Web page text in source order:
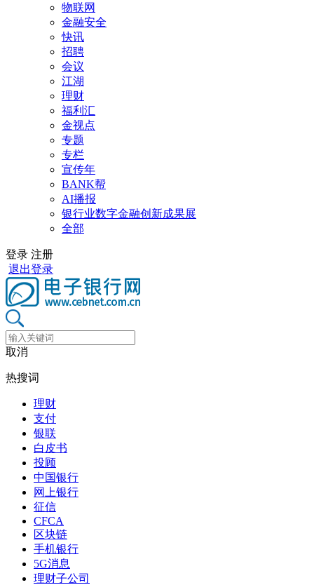
物联网
金融安全
快讯
招聘
会议
江湖
理财
福利汇
金视点
专题
专栏
宣传年
BANK帮
AI播报
银行业数字金融创新成果展
全部
登录 注册
退出登录
取消
热搜词
理财
支付
银联
白皮书
投顾
中国银行
网上银行
征信
CFCA
区块链
手机银行
5G消息
理财子公司